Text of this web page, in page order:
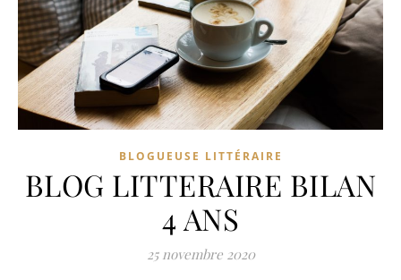
BLOGUEUSE LITTÉRAIRE
BLOG LITTERAIRE BILAN
4 ANS
25 novembre 2020